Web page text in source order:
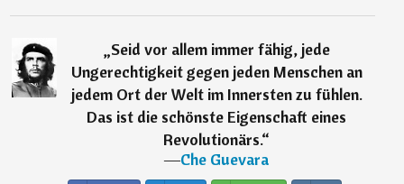
„Seid vor allem immer fähig, jede
Ungerechtigkeit gegen jeden Menschen an
jedem Ort der Welt im Innersten zu fühlen.
Das ist die schönste Eigenschaft eines
Revolutionärs.“
―Che Guevara